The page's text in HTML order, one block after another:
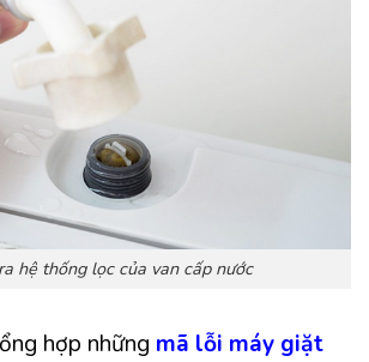
hệ thống lọc của van cấp nước
hợp những mã lỗi máy giặt